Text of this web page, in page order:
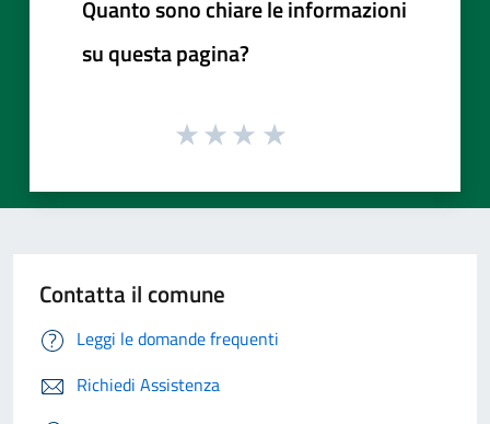
Quanto sono chiare le informazioni
su questa pagina?
Contatta il comune
Leggi le domande frequenti
Richiedi Assistenza